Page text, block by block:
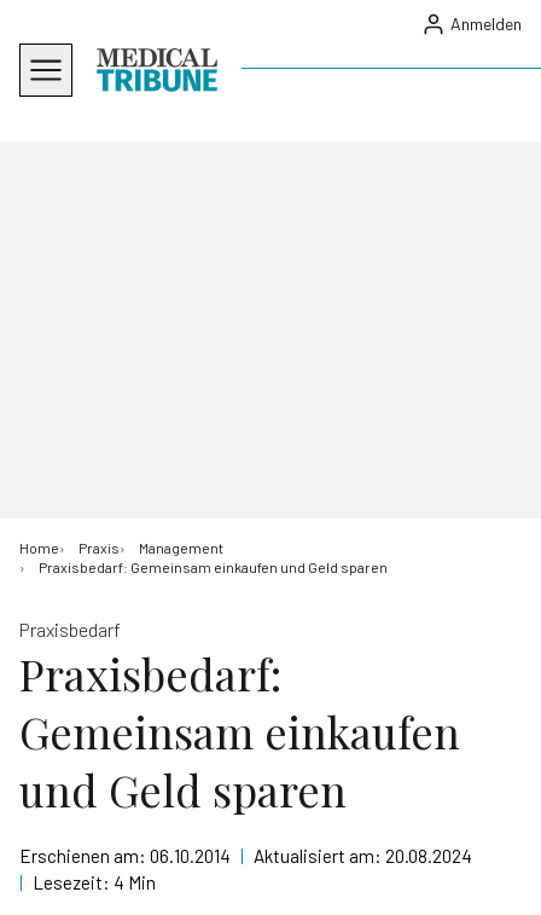
Anmelden
Home Praxis
Management
Praxisbedarf: Gemeinsam einkaufen und Geld sparen
Praxisbedarf
Praxisbedarf:
Gemeinsam einkaufen
und Geld sparen
Erschienen am: 06.10.2014 | Aktualisiert am: 20.08.2024
| Lesezeit: 4 Min